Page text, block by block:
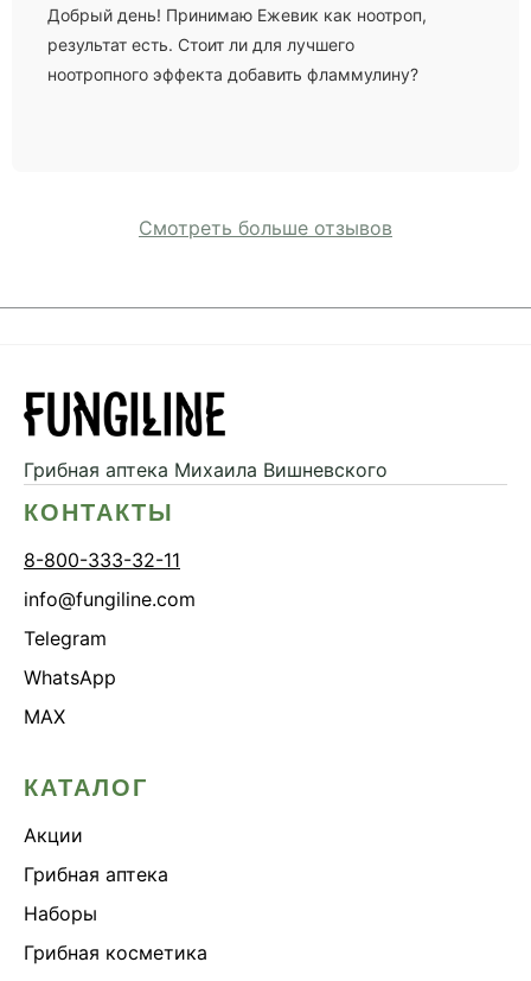
Добрый день! Принимаю Ежевик как ноотроп,
результат есть. Стоит ли для лучшего
ноотропного эффекта добавить фламмулину?
Смотреть больше отзывов
Грибная аптека Михаила Вишневского
КОНТАКТЫ
8-800-333-32-11
info@fungiline.com
Telegram
WhatsApp
MAX
КАТАЛОГ
Акции
Грибная аптека
Наборы
Грибная косметика